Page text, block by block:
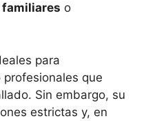
o
para
que
Sin embargo, su
estrictas y, en